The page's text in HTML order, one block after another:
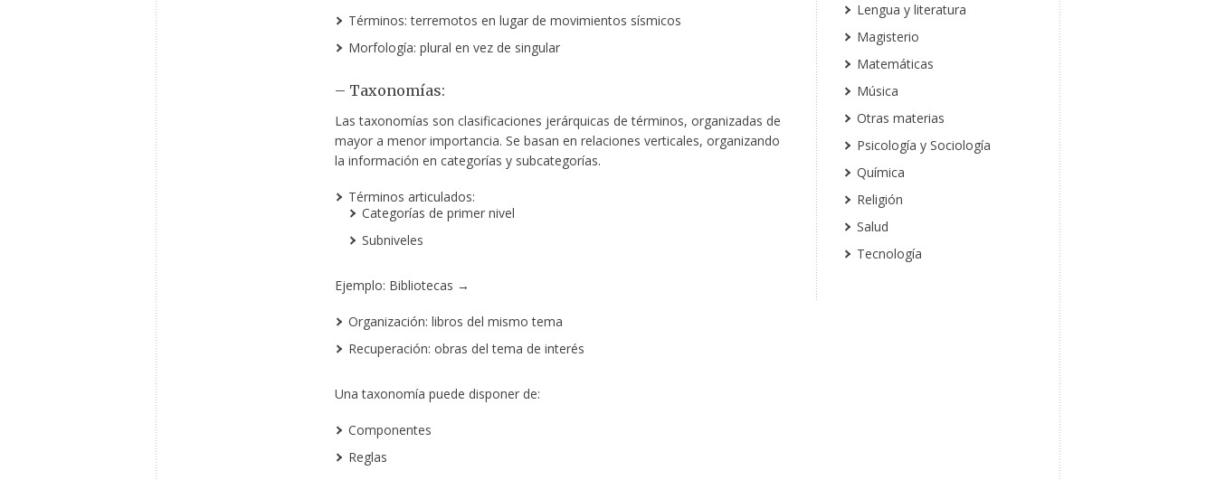
Términos: terremotos en lugar de movimientos sísmicos
Morfología: plural en vez de singular
– Taxonomías:
Las taxonomías son clasificaciones jerárquicas de términos, organizadas de
mayor a menor importancia. Se basan en relaciones verticales, organizando
la información en categorías y subcategorías.
Términos articulados:
Categorías de primer nivel
Subniveles
Ejemplo: Bibliotecas →
Organización: libros del mismo tema
Recuperación: obras del tema de interés
Una taxonomía puede disponer de:
Componentes
Reglas
Lengua y literatura
Magisterio
Matemáticas
Música
Otras materias
Psicología y Sociología
Química
Religión
Salud
Tecnología